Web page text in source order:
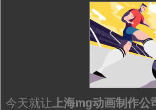
今天就让上海mg动画制作公